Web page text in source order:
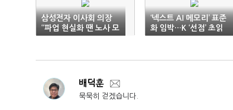
삼성전자 이사회 의장
“파업 현실화 땐 노사 모
두 설 자리 잃을 것”
‘넥스트 AI 메모리’ 표준
화 임박…K ‘선점’ 초읽
기
배덕훈
묵묵히 걷겠습니다.